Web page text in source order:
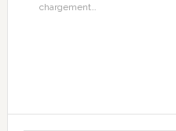
chargement…